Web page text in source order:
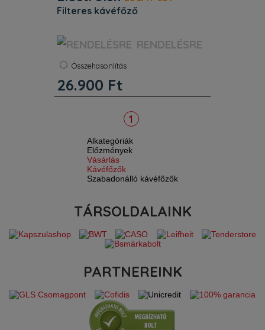
filteres kávéfőző
Szín: Nemesacél
szín gránitszürke. Víztartály kapacitás
(l) 1.375. Kábeltartó nincs. Teljesítmény
(W) 1000. Kábelhossz (m) 1.
Termékjellemzők. Ébredjen minden
RENDELÉSRE
Összehasonlítás
26.900 Ft
1
Alkategóriák
Előzmények
Vásárlás
Kávéfőzők
Szabadonálló kávéfőzők
TÁRSOLDALAINK
PARTNEREINK